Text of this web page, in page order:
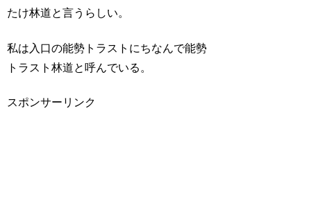
たけ林道と言うらしい。
私は入口の能勢トラストにちなんで能勢
トラスト林道と呼んでいる。
スポンサーリンク